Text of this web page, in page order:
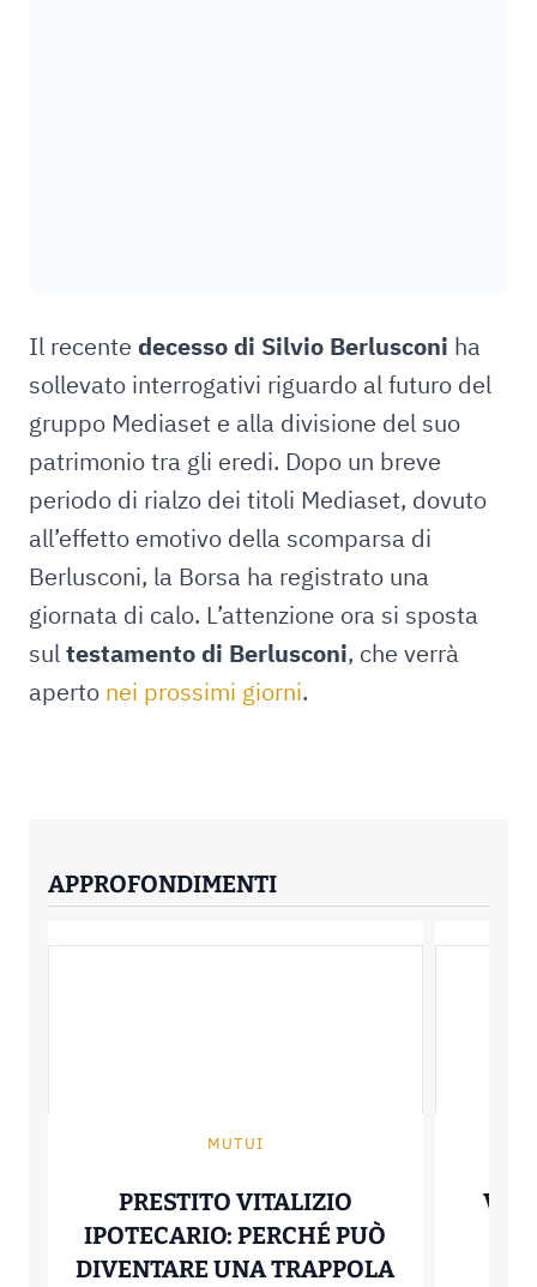
Il recente decesso di Silvio Berlusconi ha
sollevato interrogativi riguardo al futuro del
gruppo Mediaset e alla divisione del suo
patrimonio tra gli eredi. Dopo un breve
periodo di rialzo dei titoli Mediaset, dovuto
all’effetto emotivo della scomparsa di
Berlusconi, la Borsa ha registrato una
giornata di calo. L’attenzione ora si sposta
sultestamento di Berlusconi, che verrà
aperto nei prossimi giorni.
APPROFONDIMENTI
MUTUI
PRESTITO VITALIZIO
IPOTECARIO: PERCHÉ PUÒ
DIVENTARE UNA TRAPPOLA